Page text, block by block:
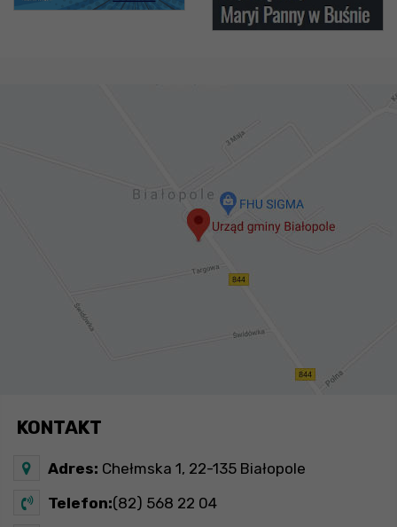
KONTAKT
Adres: Chełmska 1, 22-135 Białopole
Telefon:(82) 568 22 04